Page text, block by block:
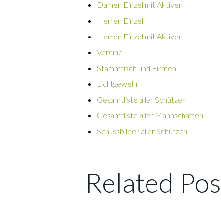
Damen Einzel mit Aktiven
Herren Einzel
Herren Einzel mit Aktiven
Vereine
Stammtisch und Firmen
Lichtgewehr
Gesamtliste aller Schützen
Gesamtliste aller Mannschaften
Schussbilder aller Schützen
Related